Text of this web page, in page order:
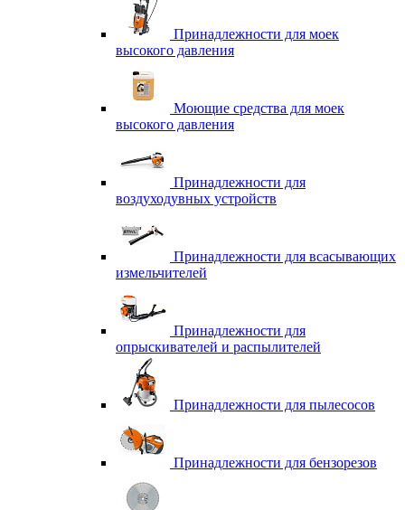
Принадлежности для моек
высокого давления
Моющие средства для моек
высокого давления
Принадлежности для
воздуходувных устройств
Принадлежности для всасывающих
измельчителей
Принадлежности для
опрыскивателей и распылителей
Принадлежности для пылесосов
Принадлежности для бензорезов